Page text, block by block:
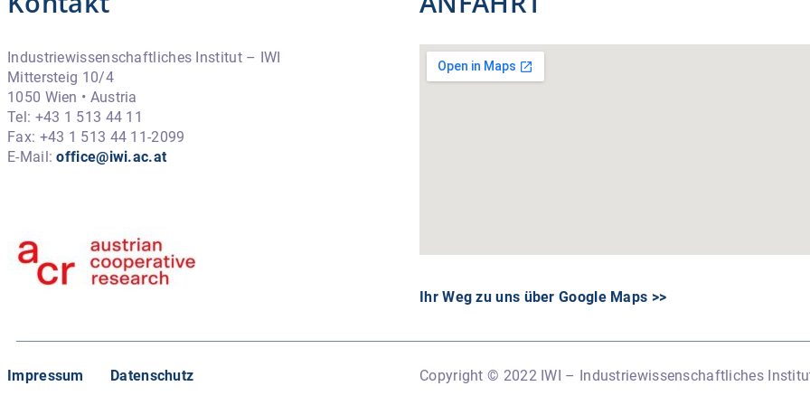
Industriewissenschaftliches Institut – IWI
Mittersteig 10/4
1050 Wien • Austria
Tel: +43 1 513 44 11
Fax: +43 1 513 44 11-2099
E-Mail:office@iwi.ac.at
Ihr Weg zu uns über Google Maps >>
Impressum Datenschutz Copyright © 2022 IWI – Industriewissenschaftliches